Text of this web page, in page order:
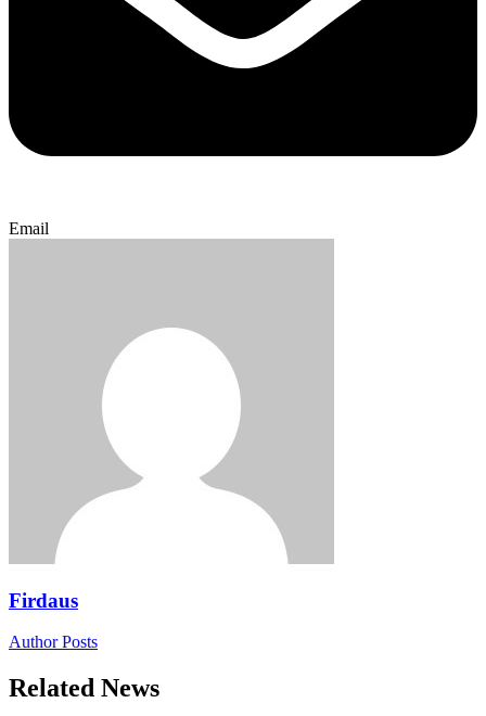
Email
Firdaus
Author Posts
Related News